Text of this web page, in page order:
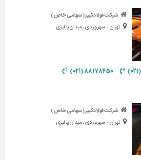
شرکت فولادکبیر( سهامی خاص )
تهران - سهروردی ، میدان پالیزی
۸۸۱۷۸۴۵۰ (۰۲۱)
شرکت فولادکبیر( سهامی خاص )
تهران - سهروردی ، میدان پالیزی